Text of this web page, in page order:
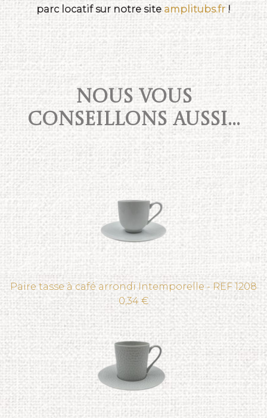
parc locatif sur notre siteamplitubs.fr!
NOUS VOUS
CONSEILLONS AUSSI...
Paire tasse à café arrondi Intemporelle - REF 1208
0,34 €